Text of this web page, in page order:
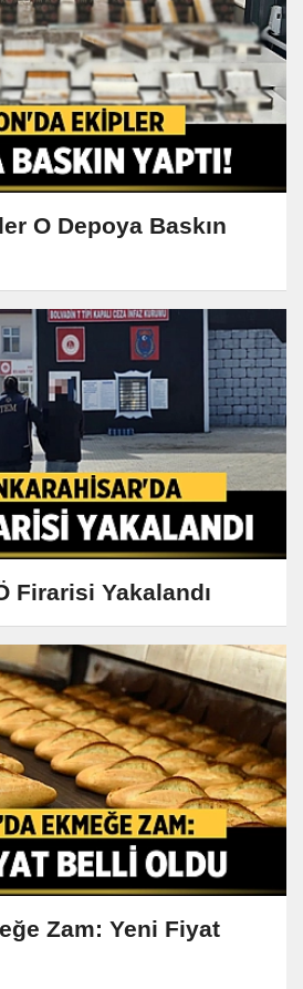
O Depoya Baskın
Firarisi Yakalandı
Zam: Yeni Fiyat